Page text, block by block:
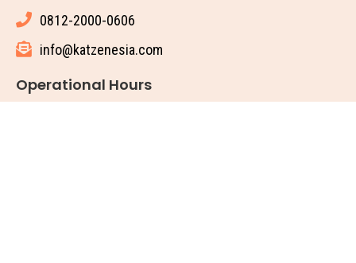
0812-2000-0606
info@katzenesia.com
Operational Hours